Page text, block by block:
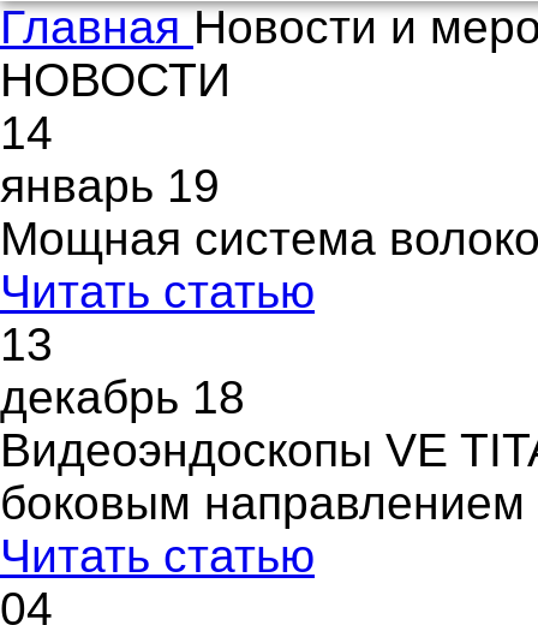
ГлавнаяНовости и
НОВОСТИ
14
январь 19
Мощная система
Читать статью
13
декабрь 18
Видеоэндоскопы VE
боковым направлением
Читать статью
04